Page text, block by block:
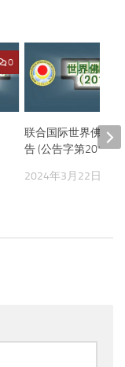
0
联合国际世界佛教
告 (公告字第
2024年3月22日